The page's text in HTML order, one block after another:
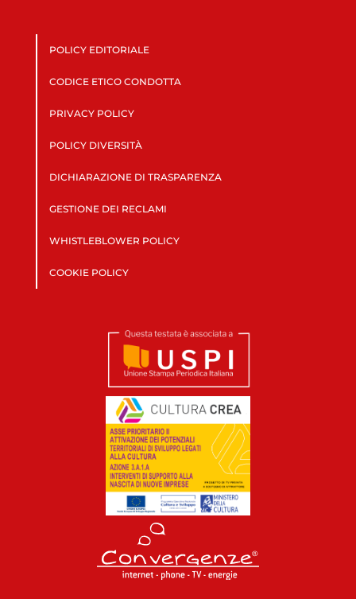
POLICY EDITORIALE
CODICE ETICO CONDOTTA
PRIVACY POLICY
POLICY DIVERSITÀ
DICHIARAZIONE DI TRASPARENZA
GESTIONE DEI RECLAMI
WHISTLEBLOWER POLICY
COOKIE POLICY